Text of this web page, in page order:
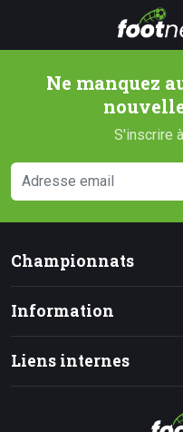
Ne manquez
S'inscrire
Championnats
Information
Liens internes